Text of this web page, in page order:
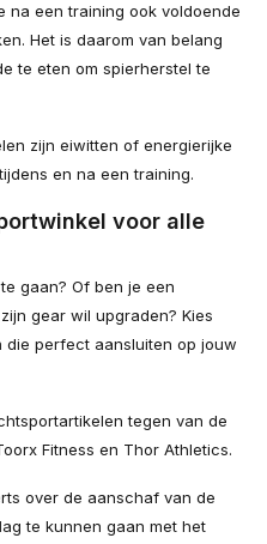
na een training ook voldoende
Het is daarom van belang
te eten om spierherstel te
zijn eiwitten of energierijke
en na een training.
voor alle
gaan? Of ben je een
gear wil upgraden? Kies
perfect aansluiten op jouw
tegen van de
Fitness en Thor Athletics.
over de aanschaf van de
te kunnen gaan met het